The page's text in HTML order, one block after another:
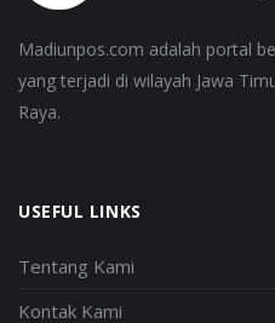
Madiunpos.com adalah portal
yang terjadi di wilayah Jawa
Raya.
USEFUL LINKS
Tentang Kami
Kontak Kami